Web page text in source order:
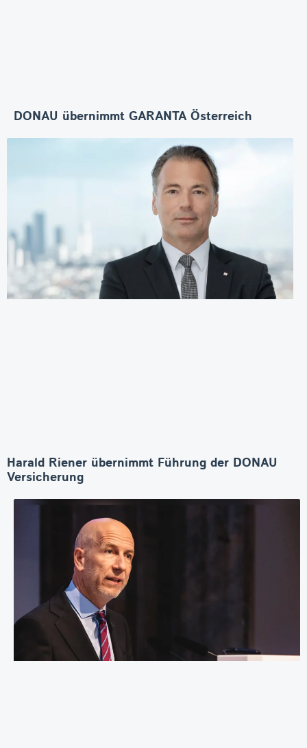
DONAU übernimmt GARANTA Österreich
Harald Riener übernimmt Führung der DONAU
Versicherung